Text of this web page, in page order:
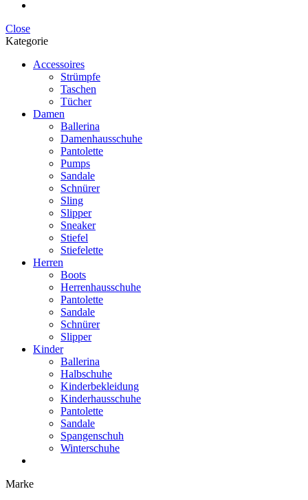
Close
Kategorie
Accessoires
Strümpfe
Taschen
Tücher
Damen
Ballerina
Damenhausschuhe
Pantolette
Pumps
Sandale
Schnürer
Sling
Slipper
Sneaker
Stiefel
Stiefelette
Herren
Boots
Herrenhausschuhe
Pantolette
Sandale
Schnürer
Slipper
Kinder
Ballerina
Halbschuhe
Kinderbekleidung
Kinderhausschuhe
Pantolette
Sandale
Spangenschuh
Winterschuhe
Marke